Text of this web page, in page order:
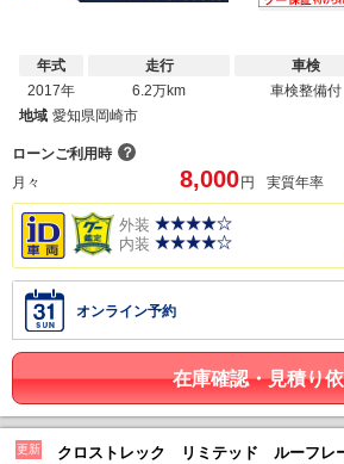
年式
2017年
走行
6.2万km
車検
車検整備付
地域 愛知県岡崎市
ローンご利用時 ？
月々
8,000 円 実質年率
外装
内装
オンライン予約
在庫確認・見積り
更新
クロストレック リミテッド ルーフ